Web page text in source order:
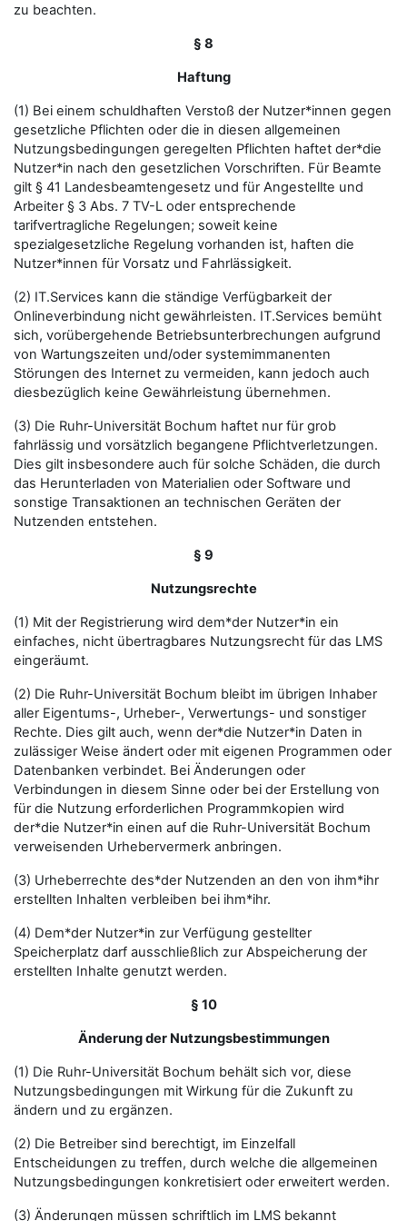
zu beachten.
§ 8
Haftung
(1) Bei einem schuldhaften Verstoß der Nutzer*innen gegen
gesetzliche Pflichten oder die in diesen allgemeinen
Nutzungsbedingungen geregelten Pflichten haftet der*die
Nutzer*in nach den gesetzlichen Vorschriften. Für Beamte
gilt § 41 Landesbeamtengesetz und für Angestellte und
Arbeiter § 3 Abs. 7 TV-L oder entsprechende
tarifvertragliche Regelungen; soweit keine
spezialgesetzliche Regelung vorhanden ist, haften die
Nutzer*innen für Vorsatz und Fahrlässigkeit.
(2) IT.Services kann die ständige Verfügbarkeit der
Onlineverbindung nicht gewährleisten. IT.Services bemüht
sich, vorübergehende Betriebsunterbrechungen aufgrund
von Wartungszeiten und/oder systemimmanenten
Störungen des Internet zu vermeiden, kann jedoch auch
diesbezüglich keine Gewährleistung übernehmen.
(3) Die Ruhr-Universität Bochum haftet nur für grob
fahrlässig und vorsätzlich begangene Pflichtverletzungen.
Dies gilt insbesondere auch für solche Schäden, die durch
das Herunterladen von Materialien oder Software und
sonstige Transaktionen an technischen Geräten der
Nutzenden entstehen.
§ 9
Nutzungsrechte
(1) Mit der Registrierung wird dem*der Nutzer*in ein
einfaches, nicht übertragbares Nutzungsrecht für das LMS
eingeräumt.
(2) Die Ruhr-Universität Bochum bleibt im übrigen Inhaber
aller Eigentums-, Urheber-, Verwertungs- und sonstiger
Rechte. Dies gilt auch, wenn der*die Nutzer*in Daten in
zulässiger Weise ändert oder mit eigenen Programmen oder
Datenbanken verbindet. Bei Änderungen oder
Verbindungen in diesem Sinne oder bei der Erstellung von
für die Nutzung erforderlichen Programmkopien wird
der*die Nutzer*in einen auf die Ruhr-Universität Bochum
verweisenden Urhebervermerk anbringen.
(3) Urheberrechte des*der Nutzenden an den von ihm*ihr
erstellten Inhalten verbleiben bei ihm*ihr.
(4) Dem*der Nutzer*in zur Verfügung gestellter
Speicherplatz darf ausschließlich zur Abspeicherung der
erstellten Inhalte genutzt werden.
§ 10
Änderung der Nutzungsbestimmungen
(1) Die Ruhr-Universität Bochum behält sich vor, diese
Nutzungsbedingungen mit Wirkung für die Zukunft zu
ändern und zu ergänzen.
(2) Die Betreiber sind berechtigt, im Einzelfall
Entscheidungen zu treffen, durch welche die allgemeinen
Nutzungsbedingungen konkretisiert oder erweitert werden.
(3) Änderungen müssen schriftlich im LMS bekannt